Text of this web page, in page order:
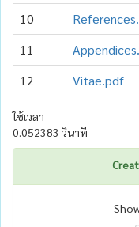
10
11
12
Vitae.pdf
ใช้เวลา
0.052383 วินาที